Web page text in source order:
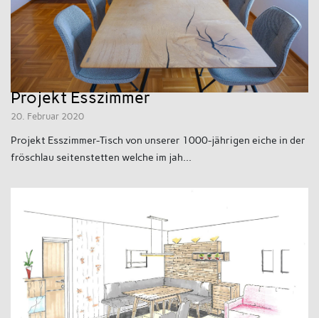
Projekt Esszimmer
20. Februar 2020
Projekt Esszimmer-Tisch von unserer 1000-jährigen eiche in der
fröschlau seitenstetten welche im jah...